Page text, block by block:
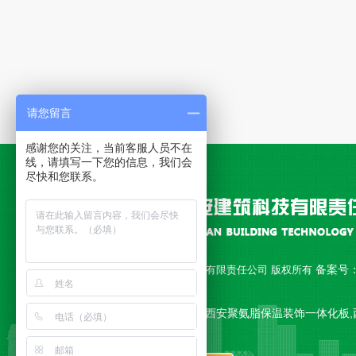
Copyright © 西安永安建筑科技有限责任公司 版权所有 备案号
18010892号-1
公司主营 西安聚氨脂复合板,西安聚氨脂保温装饰一体化板,
一体板,西安复合板 等产品
请您留言
感谢您的关注，当前客服人员不在
线，请填写一下您的信息，我们会
尽快和您联系。